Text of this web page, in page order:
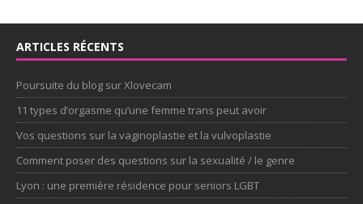
ARTICLES RÉCENTS
Poursuite du blog sur Xlovecam
11 types d’orgasme qu’une femme trans peut avoir
Vos questions sur la vaginoplastie et la vulvoplastie
Comment poser des questions sur la sexualité / le genre
Lyon : une première résidence pour seniors LGBT